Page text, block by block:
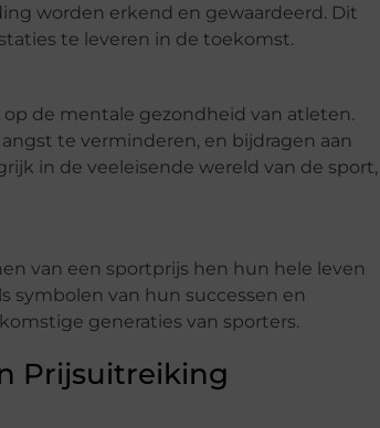
worden erkend en gewaardeerd. Dit
te leveren in de toekomst.
de mentale gezondheid van atleten.
te verminderen, en bijdragen aan
in de veeleisende wereld van de sport,
van een sportprijs hen hun hele leven
symbolen van hun successen en
generaties van sporters.
Prijsuitreiking